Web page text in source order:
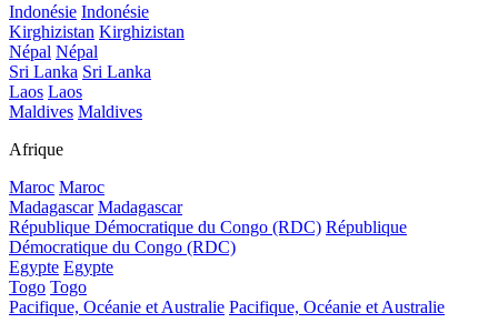
Indonésie Indonésie
Kirghizistan Kirghizistan
Népal Népal
Sri Lanka Sri Lanka
Laos Laos
Maldives Maldives
Afrique
Maroc Maroc
Madagascar Madagascar
République Démocratique du Congo (RDC) République
Démocratique du Congo (RDC)
Egypte Egypte
Togo Togo
Pacifique, Océanie et Australie Pacifique, Océanie et Australie